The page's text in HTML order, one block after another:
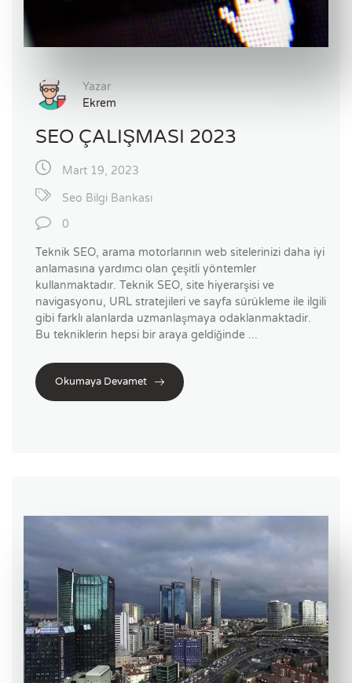
Yazar
Ekrem
SEO ÇALIŞMASI 2023
Mart 19, 2023
Seo Bilgi Bankası
0
Teknik SEO, arama motorlarının web sitelerinizi daha iyi
anlamasına yardımcı olan çeşitli yöntemler
kullanmaktadır. Teknik SEO, site hiyerarşisi ve
navigasyonu, URL stratejileri ve sayfa sürükleme ile ilgili
gibi farklı alanlarda uzmanlaşmaya odaklanmaktadir.
Bu tekniklerin hepsi bir araya geldiğinde ...
Okumaya Devamet